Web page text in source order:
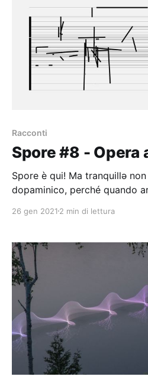
Racconti
Spore #8 - Opera
Spore è qui! Ma tranquillə
dopaminico, perché quando
Crampton e di come la
26 gen 2021 2 min di lettura